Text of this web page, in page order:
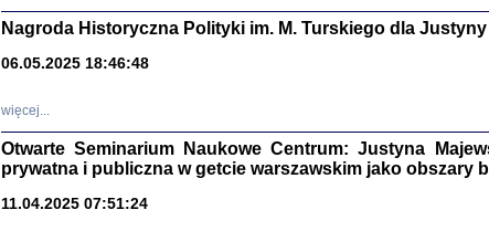
Nagroda Historyczna Polityki im. M. Turskiego dla
06.05.2025 18:46:48
więcej...
Otwarte Seminarium Naukowe Centrum: Justyna
prywatna i publiczna w getcie warszawskim jako obszary
11.04.2025 07:51:24